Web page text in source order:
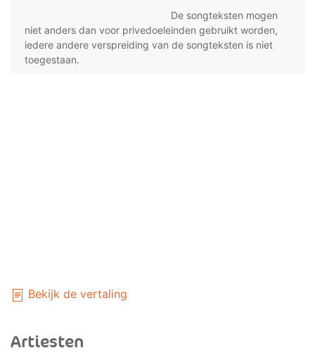
De songteksten mogen
niet anders dan voor privedoeleinden gebruikt worden,
iedere andere verspreiding van de songteksten is niet
toegestaan.
Bekijk de vertaling
Artiesten